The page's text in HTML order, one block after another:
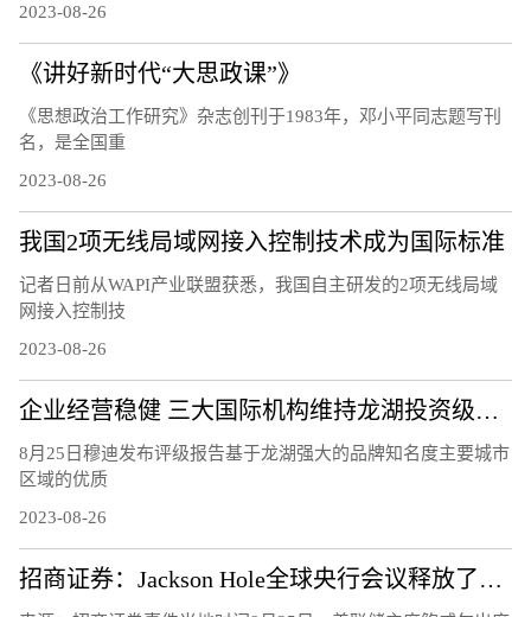
2023-08-26
《讲好新时代“大思政课”》
《思想政治工作研究》杂志创刊于1983年，邓小平同志题写刊
名，是全国重
2023-08-26
我国2项无线局域网接入控制技术成为国际标准
记者日前从WAPI产业联盟获悉，我国自主研发的2项无线局域
网接入控制技
2023-08-26
企业经营稳健 三大国际机构维持龙湖投资级评级
8月25日穆迪发布评级报告基于龙湖强大的品牌知名度主要城市
区域的优质
2023-08-26
招商证券：Jackson Hole全球央行会议释放了怎样的信号？